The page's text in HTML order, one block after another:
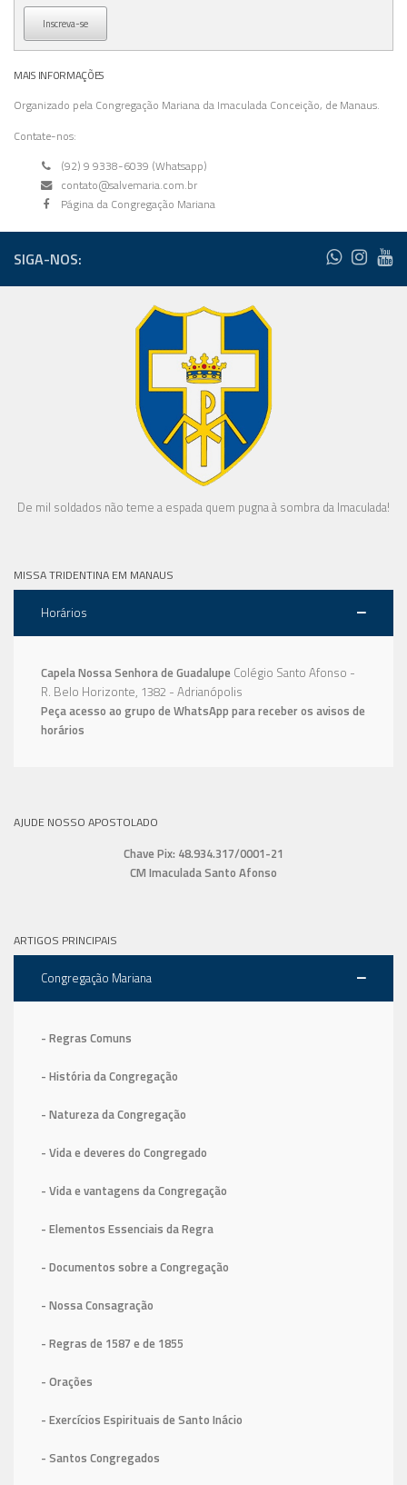
Inscreva-se
MAIS INFORMAÇÕES
Organizado pela Congregação Mariana da Imaculada Conceição, de Manaus.
Contate-nos:
(92) 9 9338-6039 (Whatsapp)
contato@salvemaria.com.br
Página da Congregação Mariana
SIGA-NOS:
De mil soldados não teme a espada quem pugna à sombra da Imaculada!
MISSA TRIDENTINA EM MANAUS
Horários
Capela Nossa Senhora de Guadalupe Colégio Santo Afonso -
R. Belo Horizonte, 1382 - Adrianópolis
Peça acesso ao grupo de WhatsApp para receber os avisos de
horários
AJUDE NOSSO APOSTOLADO
Chave Pix: 48.934.317/0001-21
CM Imaculada Santo Afonso
ARTIGOS PRINCIPAIS
Congregação Mariana
- Regras Comuns
- História da Congregação
- Natureza da Congregação
- Vida e deveres do Congregado
- Vida e vantagens da Congregação
- Elementos Essenciais da Regra
- Documentos sobre a Congregação
- Nossa Consagração
- Regras de 1587 e de 1855
- Orações
- Exercícios Espirituais de Santo Inácio
- Santos Congregados